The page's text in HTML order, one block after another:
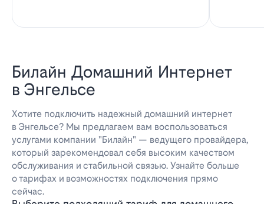
Билайн Домашний Интернет
в Энгельсе
Хотите подключить надежный домашний интернет
в Энгельсе? Мы предлагаем вам воспользоваться
услугами компании "Билайн" — ведущего провайдера,
который зарекомендовал себя высоким качеством
обслуживания и стабильной связью. Узнайте больше
о тарифах и возможностях подключения прямо
сейчас.